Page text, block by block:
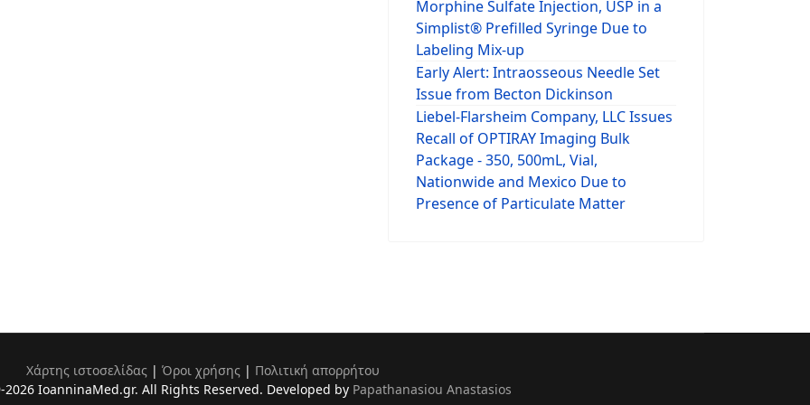
Morphine Sulfate Injection, USP in a
Simplist® Prefilled Syringe Due to
Labeling Mix-up
Early Alert: Intraosseous Needle Set
Issue from Becton Dickinson
Liebel-Flarsheim Company, LLC Issues
Recall of OPTIRAY Imaging Bulk
Package - 350, 500mL, Vial,
Nationwide and Mexico Due to
Presence of Particulate Matter
Χάρτης ιστοσελίδας| Όροι χρήσης| Πολιτική απορρήτου
IoanninaMed.gr. All Rights Reserved. Developed by Papathanasiou Anastasios